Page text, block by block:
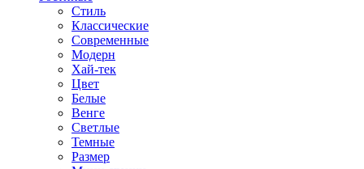
Стиль
Классические
Современные
Модерн
Хай-тек
Цвет
Белые
Венге
Светлые
Темные
Размер